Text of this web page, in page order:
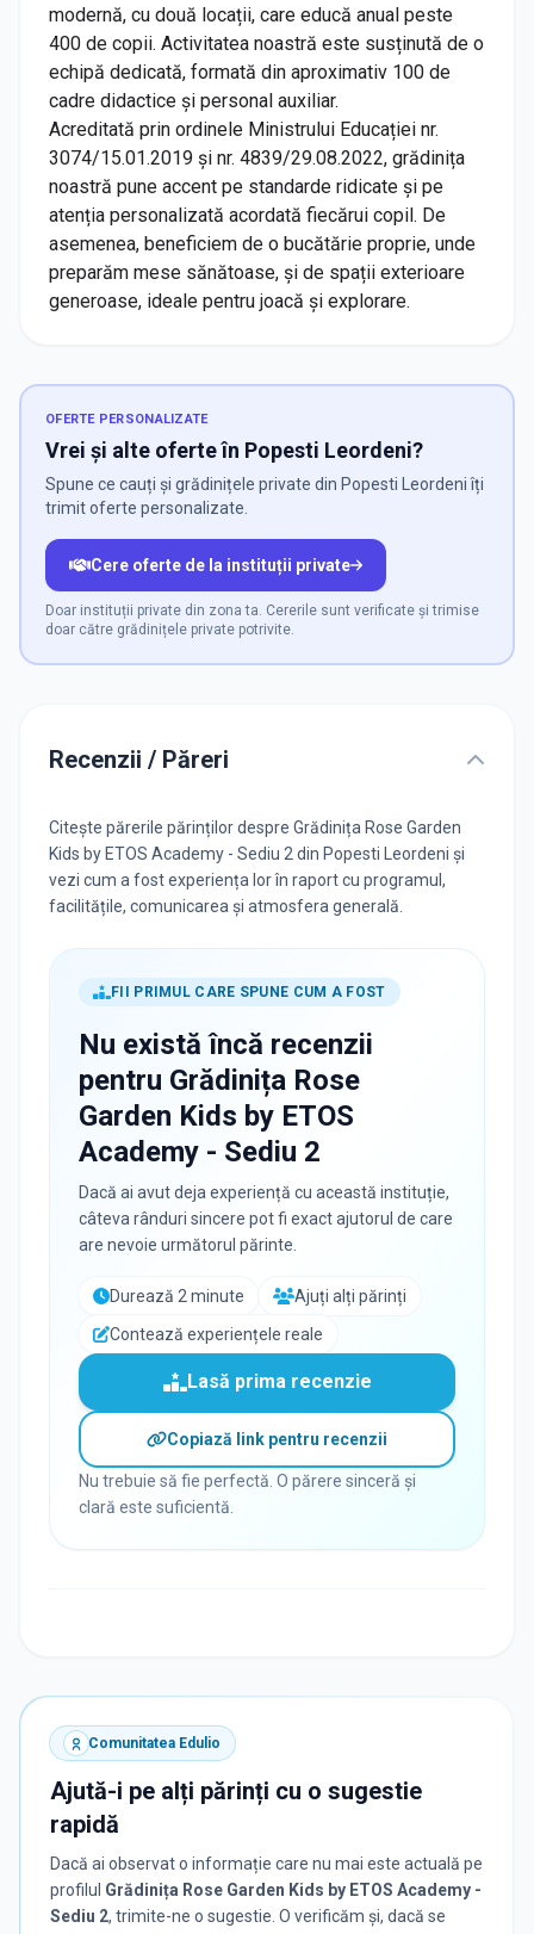
modernă, cu două locații, care educă anual peste
400 de copii. Activitatea noastră este susținută de o
echipă dedicată, formată din aproximativ 100 de
cadre didactice și personal auxiliar.
Acreditată prin ordinele Ministrului Educației nr.
3074/15.01.2019 și nr. 4839/29.08.2022, grădinița
noastră pune accent pe standarde ridicate și pe
atenția personalizată acordată fiecărui copil. De
asemenea, beneficiem de o bucătărie proprie, unde
preparăm mese sănătoase, și de spații exterioare
generoase, ideale pentru joacă și explorare.
OFERTE PERSONALIZATE
Vrei și alte oferte în Popesti Leordeni?
Spune ce cauți și grădinițele private din Popesti Leordeni îți
trimit oferte personalizate.
Cere oferte de la instituții private
Doar instituții private din zona ta. Cererile sunt verificate și trimise
doar către grădinițele private potrivite.
Recenzii / Păreri
Citește părerile părinților despre Grădinița Rose Garden
Kids by ETOS Academy - Sediu 2 din Popesti Leordeni și
vezi cum a fost experiența lor în raport cu programul,
facilitățile, comunicarea și atmosfera generală.
FII PRIMUL CARE SPUNE CUM A FOST
Nu există încă recenzii
pentru Grădinița Rose
Garden Kids by ETOS
Academy - Sediu 2
Dacă ai avut deja experiență cu această instituție,
câteva rânduri sincere pot fi exact ajutorul de care
are nevoie următorul părinte.
Durează 2 minute
Ajuți alți părinți
Contează experiențele reale
Lasă prima recenzie
Copiază link pentru recenzii
Nu trebuie să fie perfectă. O părere sinceră și
clară este suficientă.
Comunitatea Edulio
Ajută-i pe alți părinți cu o sugestie
rapidă
Dacă ai observat o informație care nu mai este actuală pe
profilul Grădinița Rose Garden Kids by ETOS Academy -
Sediu 2, trimite-ne o sugestie. O verificăm și, dacă se